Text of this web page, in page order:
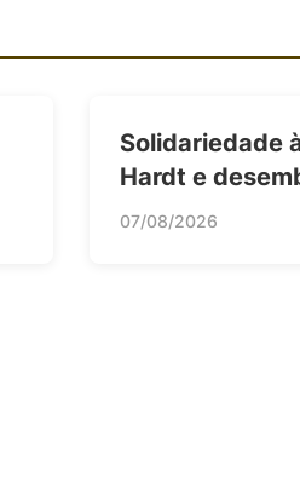
Solidariedade
Hardt e
07/08/2026